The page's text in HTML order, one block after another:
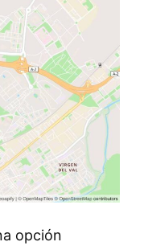
opción